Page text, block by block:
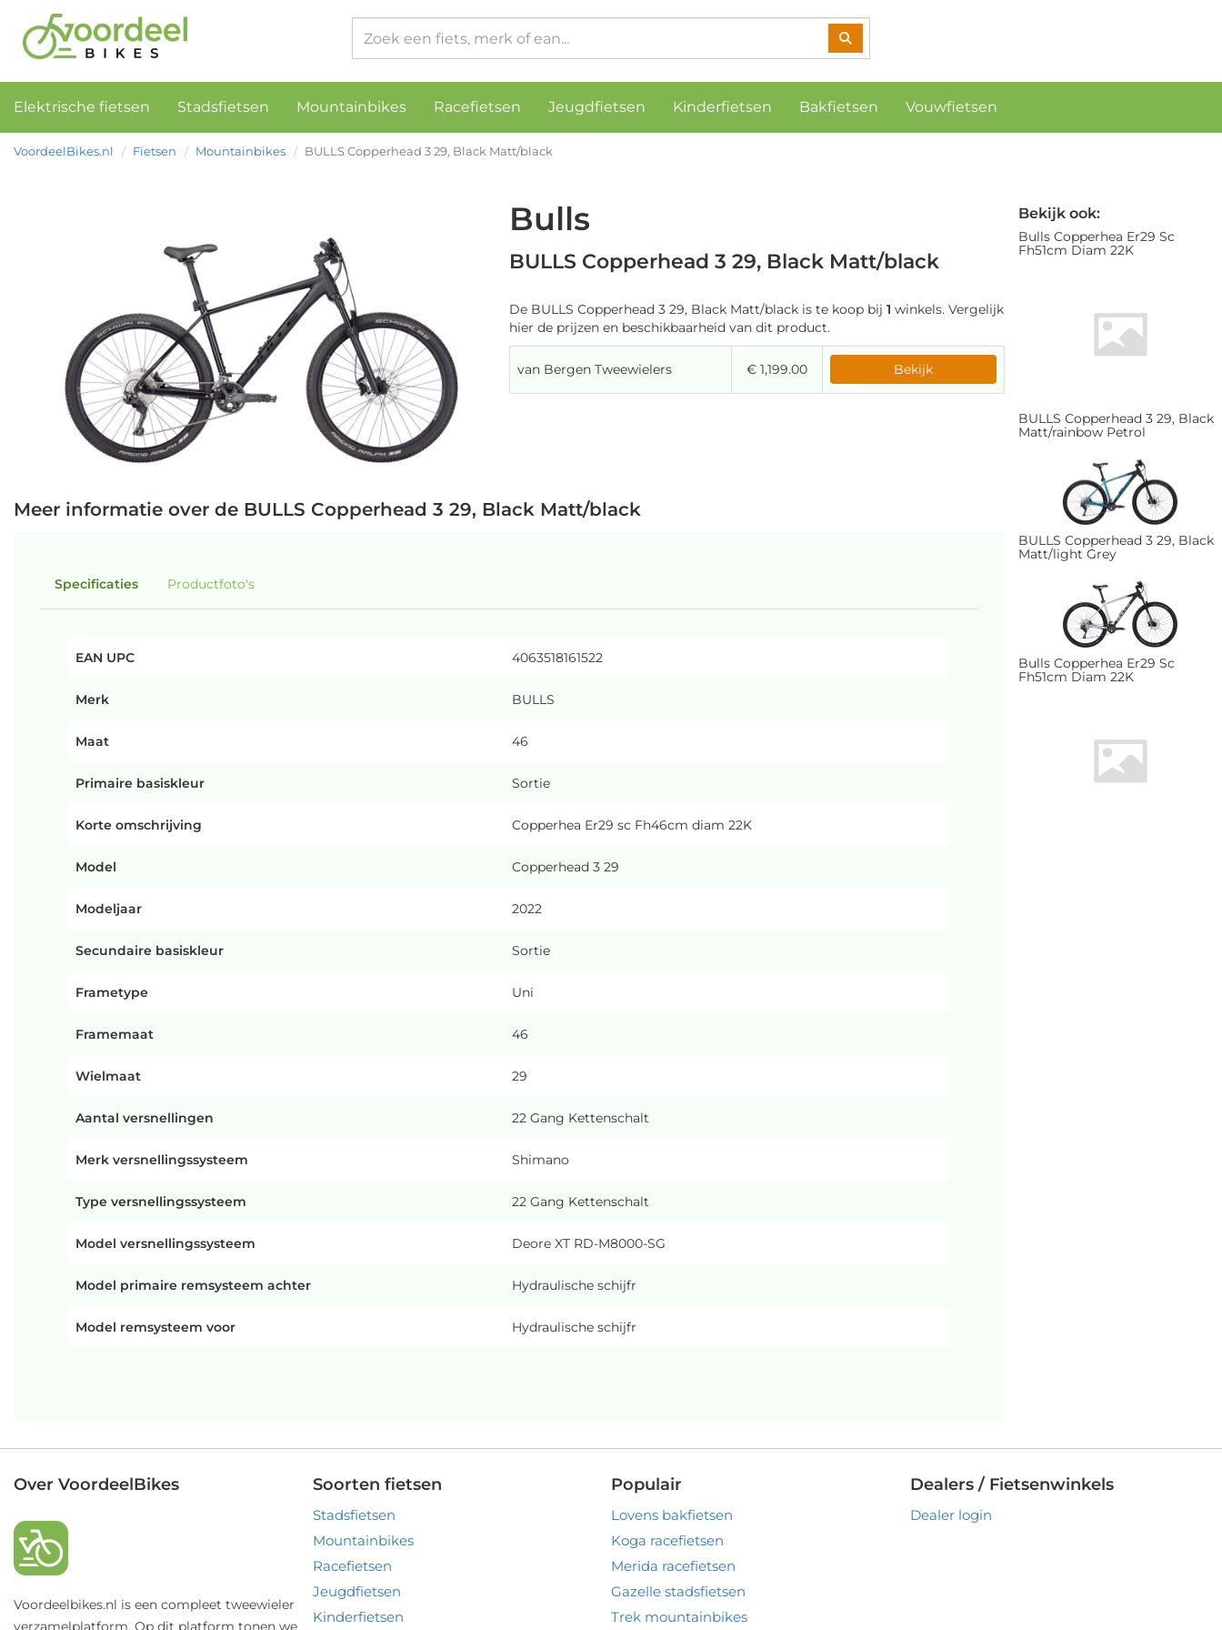
Elektrische fietsen Stadsfietsen Mountainbikes Racefietsen Jeugdfietsen Kinderfietsen Bakfietsen Vouwfietsen
VoordeelBikes.nl Fietsen Mountainbikes BULLS Copperhead 3 29, Black Matt/black
Bulls
BULLS Copperhead 3 29, Black Matt/black
De BULLS Copperhead 3 29, Black Matt/black is te koop bij 1 winkels. Vergelijk
hier de prijzen en beschikbaarheid van dit product.
van Bergen Tweewielers € 1,199.00 Bekijk
Meer informatie over de BULLS Copperhead 3 29, Black Matt/black
Specificaties Productfoto's
EAN UPC 4063518161522
Merk BULLS
Maat 46
Primaire basiskleur Sortie
Korte omschrijving Copperhea Er29 sc Fh46cm diam 22K
Model Copperhead 3 29
Modeljaar 2022
Secundaire basiskleur Sortie
Frametype Uni
Framemaat 46
Wielmaat 29
Aantal versnellingen 22 Gang Kettenschalt
Merk versnellingssysteem Shimano
Type versnellingssysteem 22 Gang Kettenschalt
Model versnellingssysteem Deore XT RD-M8000-SG
Model primaire remsysteem achter Hydraulische schijfr
Model remsysteem voor Hydraulische schijfr
Bekijk ook:
Bulls Copperhea Er29 Sc
Fh51cm Diam 22K
BULLS Copperhead 3 29, Black
Matt/rainbow Petrol
BULLS Copperhead 3 29, Black
Matt/light Grey
Bulls Copperhea Er29 Sc
Fh51cm Diam 22K
Over VoordeelBikes
Voordeelbikes.nl is een compleet tweewieler
verzamelplatform. Op dit platform tonen we
Soorten fietsen
Stadsfietsen
Mountainbikes
Racefietsen
Jeugdfietsen
Kinderfietsen
Populair
Lovens bakfietsen
Koga racefietsen
Merida racefietsen
Gazelle stadsfietsen
Trek mountainbikes
Dealers / Fietsenwinkels
Dealer login